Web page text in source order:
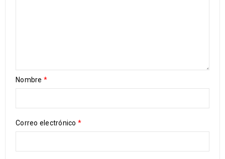
Nombre *
Correo electrónico *